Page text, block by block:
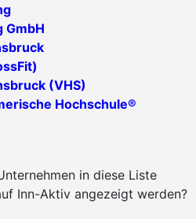
GmbH
(VHS)
Hochschule®
in diese Liste
Inn-Aktiv angezeigt werden?